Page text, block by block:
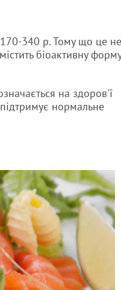
170-340 р. Тому що це не
біоактивну форму
на здоров'ї
нормальне